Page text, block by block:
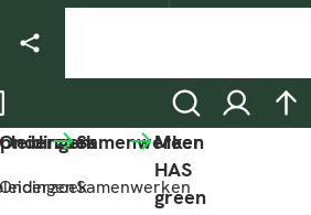
ZoekenInloggen
Samenwerken
Samenwerken
Meer
HAS
green